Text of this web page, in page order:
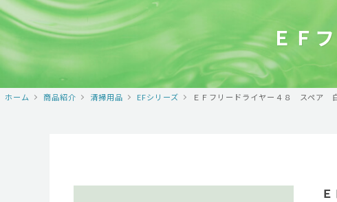
ＥＦ
ホーム 商品紹介 清掃用品 EFシリーズ ＥＦフリードライヤー４８ スペア